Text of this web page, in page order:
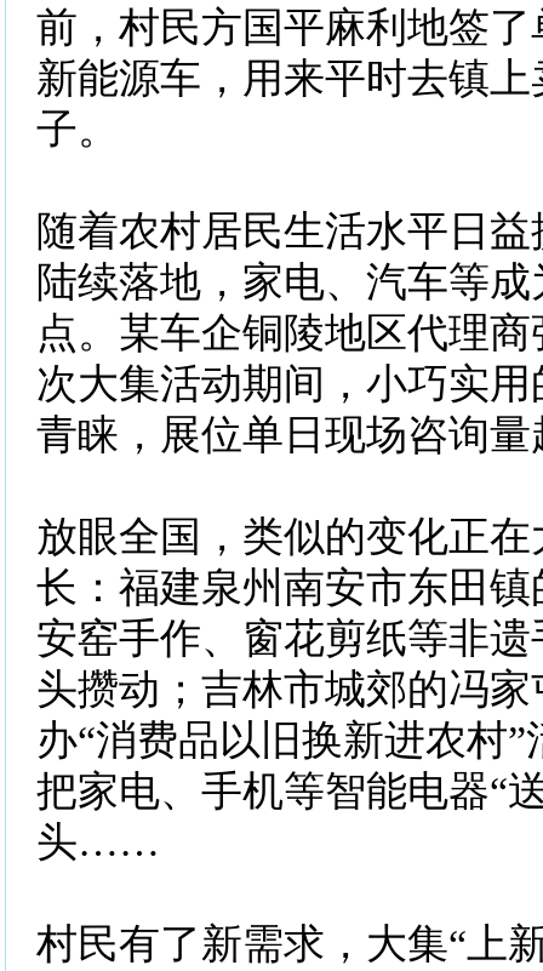
前，村民方国平麻利地签
新能源车，用来平时去镇
子。
随着农村居民生活水平日
陆续落地，家电、汽车等
点。某车企铜陵地区代理
次大集活动期间，小巧实
青睐，展位单日现场咨询量
放眼全国，类似的变化正
长：福建泉州南安市东田
安窑手作、窗花剪纸等非
头攒动；吉林市城郊的冯
办“消费品以旧换新进农村
把家电、手机等智能电器“
头……
村民有了新需求，大集“上